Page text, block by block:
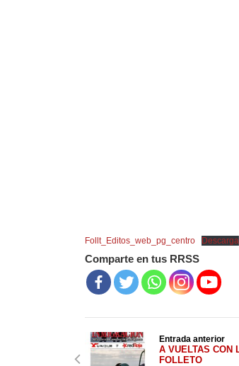
Follt_Editos_web_pg_centro Descarga
Comparte en tus RRSS
Entrada anterior
A VUELTAS CON
FOLLETO